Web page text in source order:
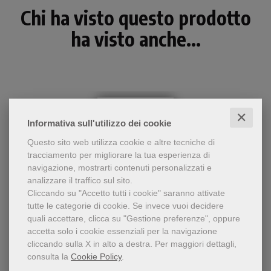
Informativa sull'utilizzo dei cookie ✕
Questo sito web utilizza cookie e altre tecniche di
tracciamento per migliorare la tua esperienza di
navigazione, mostrarti contenuti personalizzati e
analizzare il traffico sul sito.
Cliccando su "Accetto tutti i cookie" saranno attivate
tutte le categorie di cookie. Se invece vuoi decidere
quali accettare, clicca su "Gestione preferenze", oppure
accetta solo i cookie essenziali per la navigazione
cliccando sulla X in alto a destra. Per maggiori dettagli,
consulta la Cookie Policy.
Chi ha visto questo prodotto
ha visto anche...
- 5%
L'autore interpreta
l'esperienza di Greccio come
il momento in cui Francesco
supera la crisi. Così può
Zdzisław Józef Kijas
Greccio e i frutti della notte oscura di san Francesco